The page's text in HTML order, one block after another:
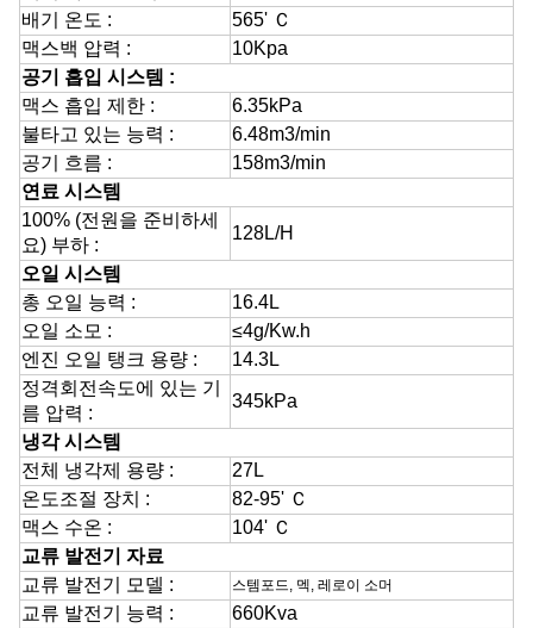
배기 온도 :
565' Ｃ
맥스백 압력 :
10Kpa
공기 흡입 시스템 :
맥스 흡입 제한 :
6.35kPa
불타고 있는 능력 :
6.48m3/min
공기 흐름 :
158m3/min
연료 시스템
100% (전원을 준비하세
요) 부하 :
128L/H
오일 시스템
총 오일 능력 :
16.4L
오일 소모 :
≤4g/Kw.h
엔진 오일 탱크 용량 :
14.3L
정격회전속도에 있는 기
름 압력 :
345kPa
냉각 시스템
전체 냉각제 용량 :
27L
온도조절 장치 :
82-95' Ｃ
맥스 수온 :
104' Ｃ
교류 발전기 자료
교류 발전기 모델 :
스템포드, 멕, 레로이 소머
교류 발전기 능력 :
660Kva